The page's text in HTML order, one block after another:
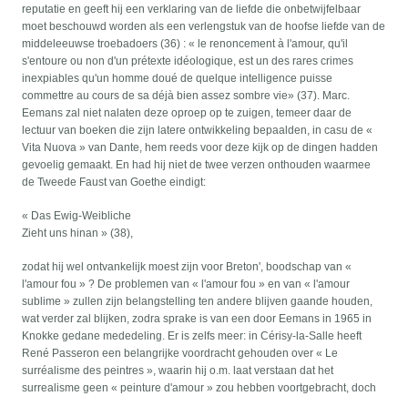
reputatie en geeft hij een verklaring van de liefde die onbetwijfelbaar
moet beschouwd worden als een verlengstuk van de hoofse liefde van de
middeleeuwse troebadoers (36) : « le renoncement à l'amour, qu'il
s'entoure ou non d'un prétexte idéologique, est un des rares crimes
inexpiables qu'un homme doué de quelque intelligence puisse
commettre au cours de sa déjà bien assez sombre vie» (37). Marc.
Eemans zal niet nalaten deze oproep op te zuigen, temeer daar de
lectuur van boeken die zijn latere ontwikkeling bepaalden, in casu de «
Vita Nuova » van Dante, hem reeds voor deze kijk op de dingen hadden
gevoelig gemaakt. En had hij niet de twee verzen onthouden waarmee
de Tweede Faust van Goethe eindigt:
« Das Ewig-Weibliche
Zieht uns hinan » (38),
zodat hij wel ontvankelijk moest zijn voor Breton', boodschap van «
l'amour fou » ? De problemen van « l'amour fou » en van « l'amour
sublime » zullen zijn belangstelling ten andere blijven gaande houden,
wat verder zal blijken, zodra sprake is van een door Eemans in 1965 in
Knokke gedane mededeling. Er is zelfs meer: in Cérisy-la-Salle heeft
René Passeron een belangrijke voordracht gehouden over « Le
surréalisme des peintres », waarin hij o.m. laat verstaan dat het
surrealisme geen « peinture d'amour » zou hebben voortgebracht, doch